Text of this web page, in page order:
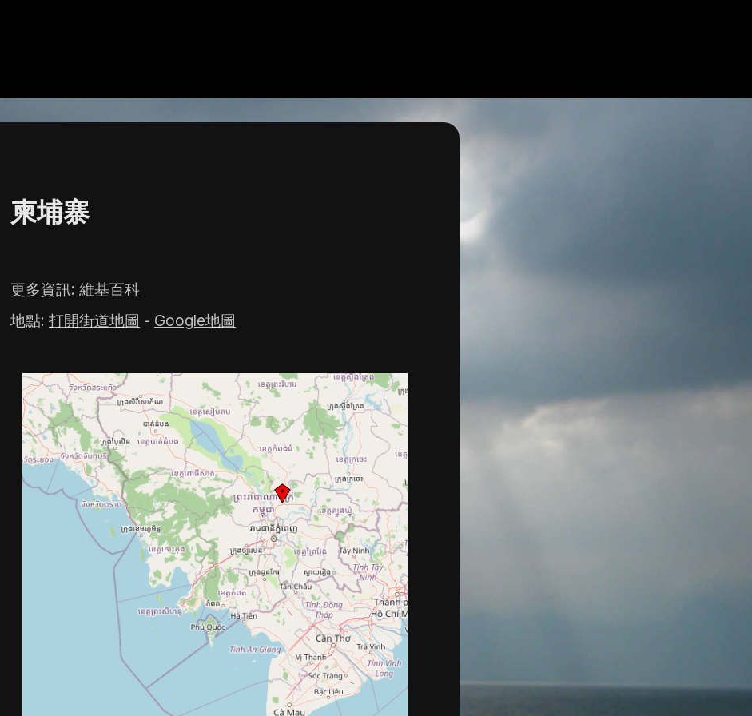
柬埔寨
更多資訊: 維基百科
地點: 打開街道地圖 - Google地圖